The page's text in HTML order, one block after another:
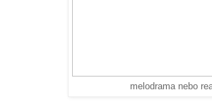
melodrama nebo